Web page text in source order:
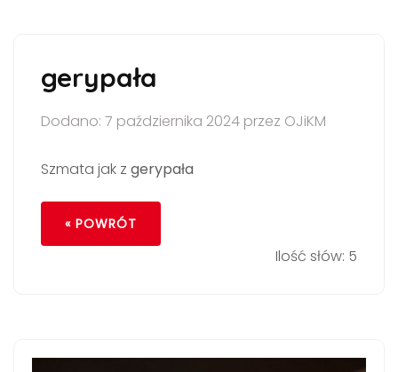
gerypała
Dodano: 7 października 2024 przez OJiKM
Szmata jak z gerypała
« POWRÓT
Ilość słów: 5